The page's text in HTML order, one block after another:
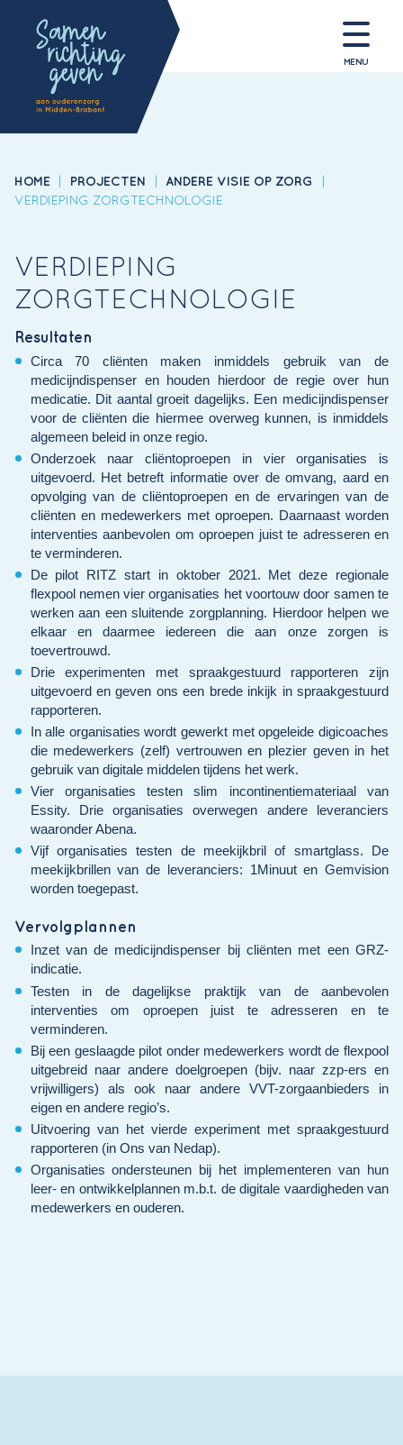
MENU
HOME | PROJECTEN | ANDERE VISIE OP ZORG
|
VERDIEPING ZORGTECHNOLOGIE
VERDIEPING
ZORGTECHNOLOGIE
Resultaten
Circa 70 cliënten maken inmiddels gebruik van de
medicijndispenser en houden hierdoor de regie over hun
medicatie. Dit aantal groeit dagelijks. Een medicijndispenser
voor de cliënten die hiermee overweg kunnen, is inmiddels
algemeen beleid in onze regio.
Onderzoek naar cliëntoproepen in vier organisaties is
uitgevoerd. Het betreft informatie over de omvang, aard en
opvolging van de cliëntoproepen en de ervaringen van de
cliënten en medewerkers met oproepen. Daarnaast worden
interventies aanbevolen om oproepen juist te adresseren en
te verminderen.
De pilot RITZ start in oktober 2021. Met deze regionale
flexpool nemen vier organisaties het voortouw door samen te
werken aan een sluitende zorgplanning. Hierdoor helpen we
elkaar en daarmee iedereen die aan onze zorgen is
toevertrouwd.
Drie experimenten met spraakgestuurd rapporteren zijn
uitgevoerd en geven ons een brede inkijk in spraakgestuurd
rapporteren.
In alle organisaties wordt gewerkt met opgeleide digicoaches
die medewerkers (zelf) vertrouwen en plezier geven in het
gebruik van digitale middelen tijdens het werk.
Vier organisaties testen slim incontinentiemateriaal van
Essity. Drie organisaties overwegen andere leveranciers
waaronder Abena.
Vijf organisaties testen de meekijkbril of smartglass. De
meekijkbrillen van de leveranciers: 1Minuut en Gemvision
worden toegepast.
Vervolgplannen
Inzet van de medicijndispenser bij cliënten met een GRZ-
indicatie.
Testen in de dagelijkse praktijk van de aanbevolen
interventies om oproepen juist te adresseren en te
verminderen.
Bij een geslaagde pilot onder medewerkers wordt de flexpool
uitgebreid naar andere doelgroepen (bijv. naar zzp-ers en
vrijwilligers) als ook naar andere VVT-zorgaanbieders in
eigen en andere regio’s.
Uitvoering van het vierde experiment met spraakgestuurd
rapporteren (in Ons van Nedap).
Organisaties ondersteunen bij het implementeren van hun
leer- en ontwikkelplannen m.b.t. de digitale vaardigheden van
medewerkers en ouderen.